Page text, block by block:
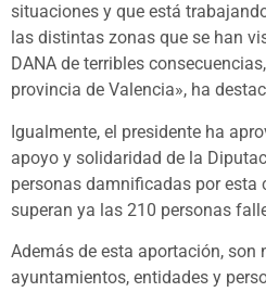
situaciones y que está
las distintas zonas que se han
DANA de terribles
provincia de Valencia», ha
Igualmente, el presidente ha
apoyo y solidaridad de la
personas damnificadas por esta
superan ya las 210 personas
Además de esta aportación, son
ayuntamientos, entidades y